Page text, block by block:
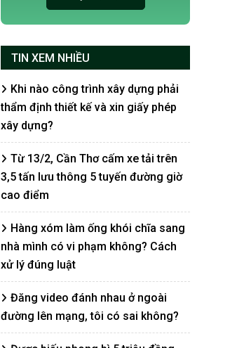
TIN XEM NHIỀU
Khi nào công trình xây dựng phải
thẩm định thiết kế và xin giấy phép
xây dựng?
Từ 13/2, Cần Thơ cấm xe tải trên
3,5 tấn lưu thông 5 tuyến đường giờ
cao điểm
Hàng xóm làm ống khói chĩa sang
nhà mình có vi phạm không? Cách
xử lý đúng luật
Đăng video đánh nhau ở ngoài
đường lên mạng, tôi có sai không?